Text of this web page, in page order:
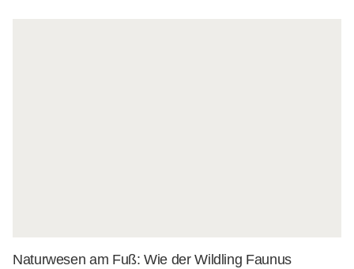
Naturwesen am Fuß: Wie der Wildling Faunus